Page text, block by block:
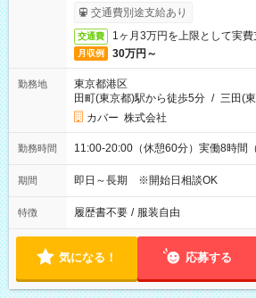
ービス利用可（利用条件有）
交通費別途支給あり
交通費 1ヶ月3万円を上限として実費
月収例 30万円～
勤務地
東京都港区
田町(東京都)駅から徒歩5分 / 三田(
カバー 株式会社
勤務時間 11:00-20:00（休憩60分）実働8時間
期間 即日～長期 ※開始日相談OK
特徴 履歴書不要 / 服装自由
気になる！ 応募する